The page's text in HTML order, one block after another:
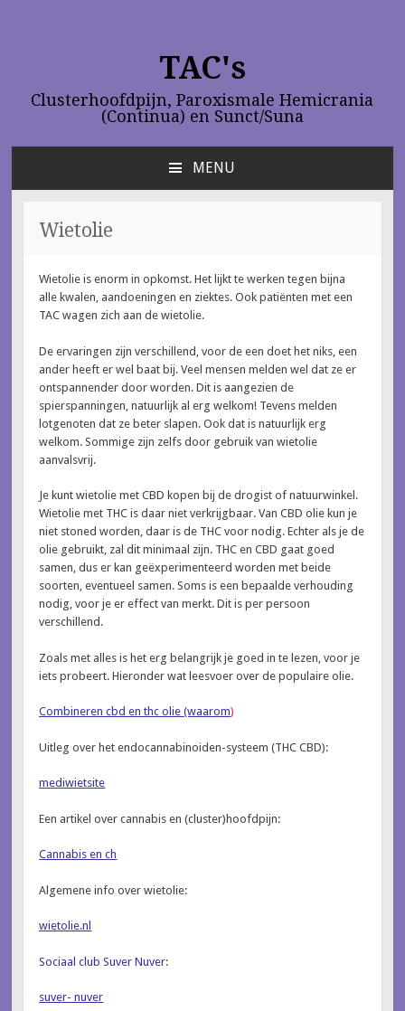
TAC's
Clusterhoofdpijn, Paroxismale Hemicrania
(Continua) en Sunct/Suna
MENU
INHOUD
SPRINGEN
Wietolie
Wietolie is enorm in opkomst. Het lijkt te werken tegen bijna
alle kwalen, aandoeningen en ziektes. Ook patiënten met een
TAC wagen zich aan de wietolie.
De ervaringen zijn verschillend, voor de een doet het niks, een
ander heeft er wel baat bij. Veel mensen melden wel dat ze er
ontspannender door worden. Dit is aangezien de
spierspanningen, natuurlijk al erg welkom! Tevens melden
lotgenoten dat ze beter slapen. Ook dat is natuurlijk erg
welkom. Sommige zijn zelfs door gebruik van wietolie
aanvalsvrij.
Je kunt wietolie met CBD kopen bij de drogist of natuurwinkel.
Wietolie met THC is daar niet verkrijgbaar. Van CBD olie kun je
niet stoned worden, daar is de THC voor nodig. Echter als je de
olie gebruikt, zal dit minimaal zijn. THC en CBD gaat goed
samen, dus er kan geëxperimenteerd worden met beide
soorten, eventueel samen. Soms is een bepaalde verhouding
nodig, voor je er effect van merkt. Dit is per persoon
verschillend.
Zoals met alles is het erg belangrijk je goed in te lezen, voor je
iets probeert. Hieronder wat leesvoer over de populaire olie.
Combineren cbd en thc olie (waarom)
Uitleg over het endocannabinoiden-systeem (THC CBD):
mediwietsite
Een artikel over cannabis en (cluster)hoofdpijn:
Cannabis en ch
Algemene info over wietolie:
wietolie.nl
Sociaal club Suver Nuver:
suver- nuver